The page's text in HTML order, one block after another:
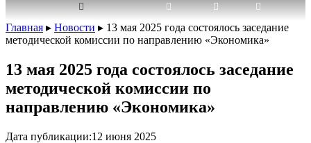
Главная ▸ Новости ▸ 13 мая 2025 года состоялось заседание
методической комиссии по направлению «Экономика»
13 мая 2025 года состоялось заседание
методической комиссии по
направлению «Экономика»
Дата публикации:12 июня 2025